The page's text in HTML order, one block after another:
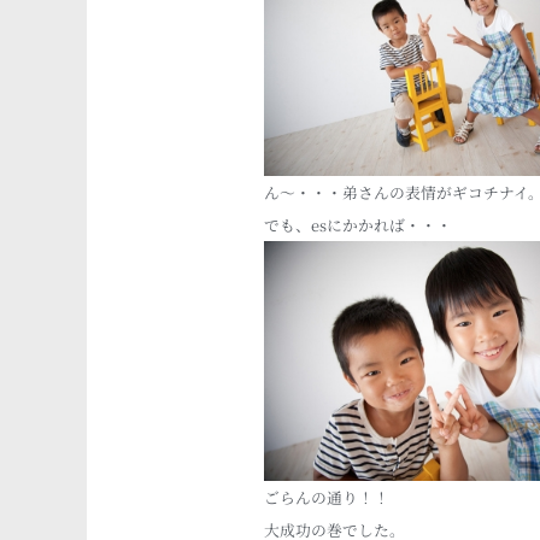
ん～・・・弟さんの表情がギコチナイ
でも、esにかかれば・・・
ごらんの通り！！
大成功の巻でした。